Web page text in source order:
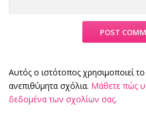
Αυτός ο ιστότοπος χρησιμοποιεί
ανεπιθύμητα σχόλια. Μάθετε πώς
δεδομένα των σχολίων σας.